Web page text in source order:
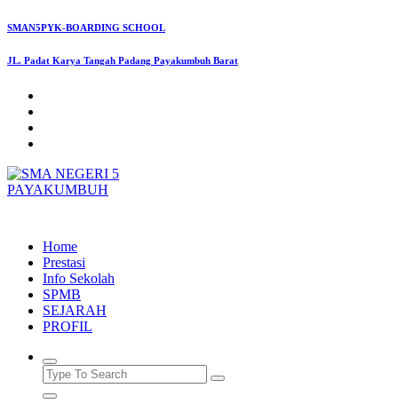
Skip
content
SMAN5PYK-BOARDING SCHOOL
JL. Padat Karya Tangah Padang Payakumbuh Barat
Home
Prestasi
Info Sekolah
SPMB
SEJARAH
PROFIL